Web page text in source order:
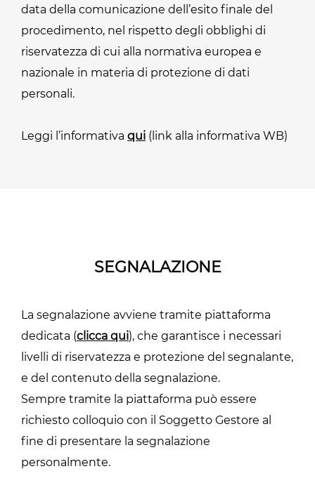
data della comunicazione dell’esito finale del
procedimento, nel rispetto degli obblighi di
riservatezza di cui alla normativa europea e
nazionale in materia di protezione di dati
personali.
Leggi l’informativa qui (link alla informativa WB)
SEGNALAZIONE
La segnalazione avviene tramite piattaforma
dedicata (clicca qui), che garantisce i necessari
livelli di riservatezza e protezione del segnalante,
e del contenuto della segnalazione.
Sempre tramite la piattaforma può essere
richiesto colloquio con il Soggetto Gestore al
fine di presentare la segnalazione
personalmente.